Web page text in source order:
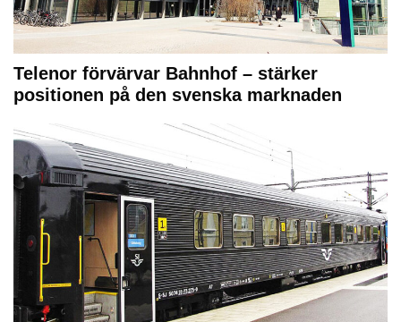
Telenor förvärvar Bahnhof – stärker
positionen på den svenska marknaden